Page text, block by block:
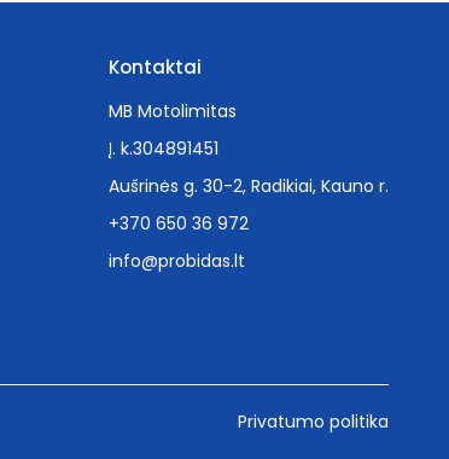
Kontaktai
MB Motolimitas
Į. k.304891451
Aušrinės g. 30-2, Radikiai, Kauno r.
+370 650 36 972
info@probidas.lt
Privatumo politika